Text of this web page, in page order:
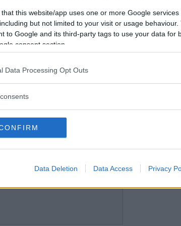
that this website/app uses one or more Google
but not limited to your visit or usage
to Google and its third-party tags to use your data for
consent section.
Data Processing Opt Outs
Data Deletion Data Access Privacy
vem kunde tro att alla ville dansa schottis och
du inte koll hur många som klampade på
Vill du bli
medlem?